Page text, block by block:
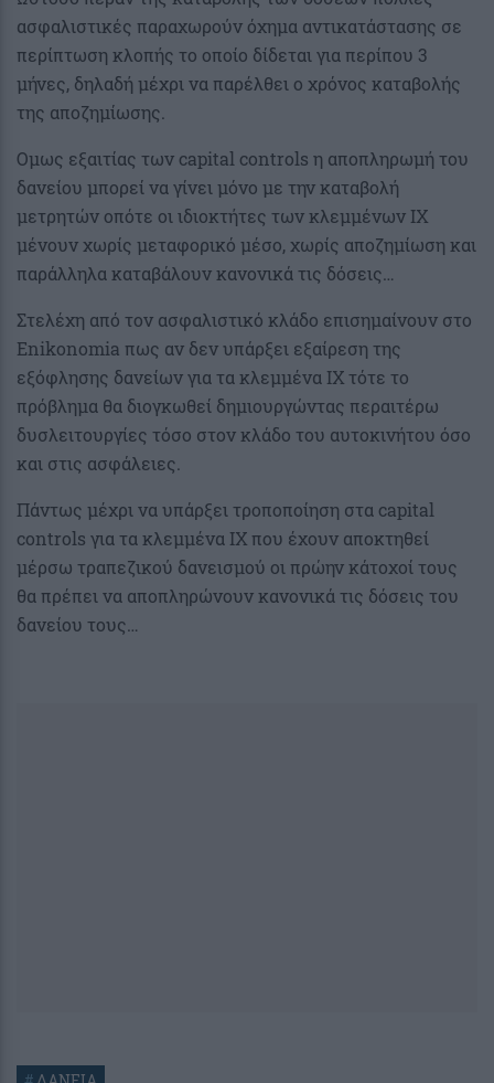
ασφαλιστικές παραχωρούν όχημα αντικατάστασης σε
περίπτωση κλοπής το οποίο δίδεται για περίπου 3
μήνες, δηλαδή μέχρι να παρέλθει ο χρόνος καταβολής
της αποζημίωσης.
Ομως εξαιτίας των capital controls η αποπληρωμή του
δανείου μπορεί να γίνει μόνο με την καταβολή
μετρητών οπότε οι ιδιοκτήτες των κλεμμένων ΙΧ
μένουν χωρίς μεταφορικό μέσο, χωρίς αποζημίωση και
παράλληλα καταβάλουν κανονικά τις δόσεις…
Στελέχη από τον ασφαλιστικό κλάδο επισημαίνουν στο
Enikonomia πως αν δεν υπάρξει εξαίρεση της
εξόφλησης δανείων για τα κλεμμένα ΙΧ τότε το
πρόβλημα θα διογκωθεί δημιουργώντας περαιτέρω
δυσλειτουργίες τόσο στον κλάδο του αυτοκινήτου όσο
και στις ασφάλειες.
Πάντως μέχρι να υπάρξει τροποποίηση στα capital
controls για τα κλεμμένα ΙΧ που έχουν αποκτηθεί
μέρσω τραπεζικού δανεισμού οι πρώην κάτοχοί τους
θα πρέπει να αποπληρώνουν κανονικά τις δόσεις του
δανείου τους…